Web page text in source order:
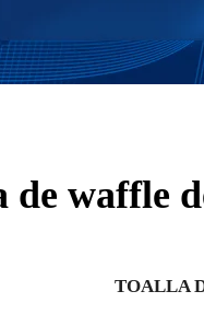
de waffle
TOALLA